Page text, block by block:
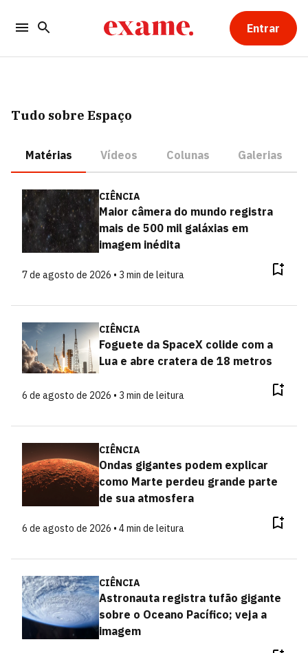
Entrar
Tudo sobre Espaço
Matérias Vídeos Colunas Galerias
CIÊNCIA
Maior câmera do mundo registra
mais de 500 mil galáxias em
imagem inédita
7 de agosto de 2026 • 3 min de leitura
CIÊNCIA
Foguete da SpaceX colide com a
Lua e abre cratera de 18 metros
6 de agosto de 2026 • 3 min de leitura
CIÊNCIA
Ondas gigantes podem explicar
como Marte perdeu grande parte
de sua atmosfera
6 de agosto de 2026 • 4 min de leitura
CIÊNCIA
Astronauta registra tufão gigante
sobre o Oceano Pacífico; veja a
imagem